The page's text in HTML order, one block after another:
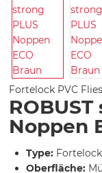
Fortelock PVC
Noppen
Type:
Oberfläche: